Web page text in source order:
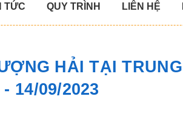
TỨC QUY TRÌNH LIÊN HỆ
HẢI TẠI TRUNG
14/09/2023